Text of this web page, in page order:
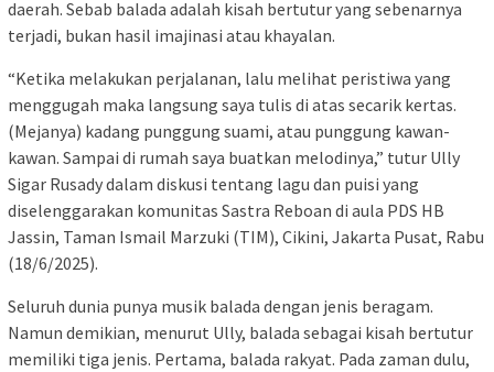
daerah. Sebab balada adalah kisah bertutur yang sebenarnya
terjadi, bukan hasil imajinasi atau khayalan.
“Ketika melakukan perjalanan, lalu melihat peristiwa yang
menggugah maka langsung saya tulis di atas secarik kertas.
(Mejanya) kadang punggung suami, atau punggung kawan-
kawan. Sampai di rumah saya buatkan melodinya,” tutur Ully
Sigar Rusady dalam diskusi tentang lagu dan puisi yang
diselenggarakan komunitas Sastra Reboan di aula PDS HB
Jassin, Taman Ismail Marzuki (TIM), Cikini, Jakarta Pusat, Rabu
(18/6/2025).
Seluruh dunia punya musik balada dengan jenis beragam.
Namun demikian, menurut Ully, balada sebagai kisah bertutur
memiliki tiga jenis. Pertama, balada rakyat. Pada zaman dulu,